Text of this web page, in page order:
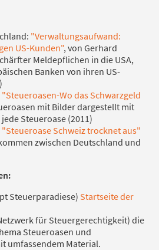
"Verwaltungsaufwand:
US-Kunden", von Gerhard
Meldepflichen in die USA,
Banken von ihren US-
"Steueroasen-Wo das Schwarzgeld
mit Bilder dargestellt mit
Steueroase (2011)
"Steueroase Schweiz trocknet aus"
zwischen Deutschland und
Steuerparadiese) Startseite der
für Steuergerechtigkeit) die
Steueroasen und
umfassendem Material.